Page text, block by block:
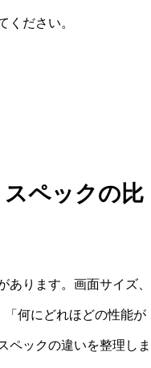
ください。
ペックの比
ります。画面サイズ、
何にどれほどの性能が
ペックの違いを整理しま